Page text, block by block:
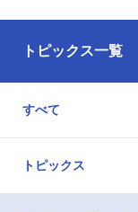
トピックス一覧
すべて
トピックス